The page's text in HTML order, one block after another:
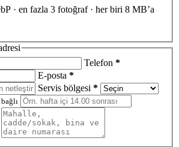
· en fazla 3 fotoğraf · her biri 8 MB’a
Telefon *
E-posta *
Servis bölgesi *